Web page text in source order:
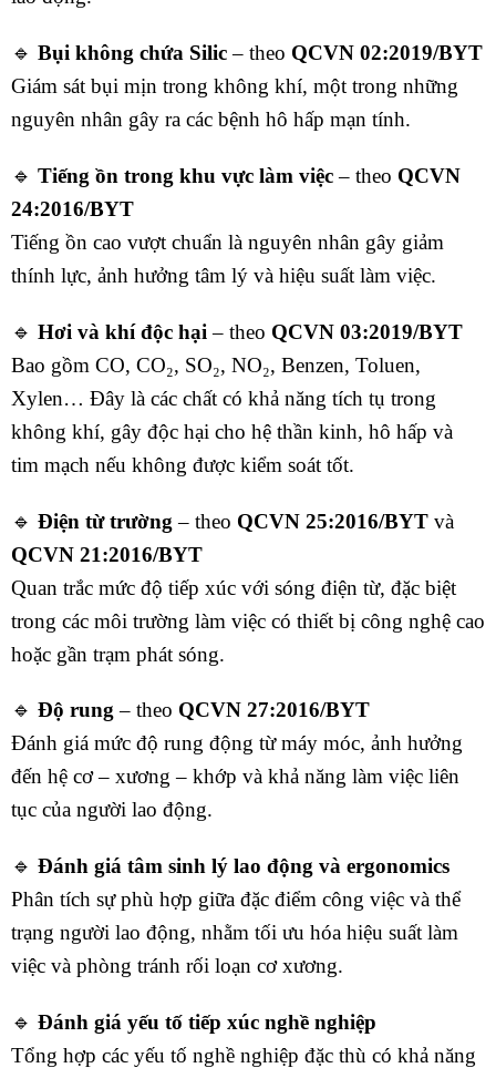
🔹 Bụi không chứa Silic– theo QCVN 02:2019/BYT
Giám sát bụi mịn trong không khí, một trong những
nguyên nhân gây ra các bệnh hô hấp mạn tính.
🔹 Tiếng ồn trong khu vực làm việc– theo QCVN
24:2016/BYT
Tiếng ồn cao vượt chuẩn là nguyên nhân gây giảm
thính lực, ảnh hưởng tâm lý và hiệu suất làm việc.
🔹 Hơi và khí độc hại – theo QCVN 03:2019/BYT
Bao gồm CO, CO₂, SO₂, NO₂, Benzen, Toluen,
Xylen… Đây là các chất có khả năng tích tụ trong
không khí, gây độc hại cho hệ thần kinh, hô hấp và
tim mạch nếu không được kiểm soát tốt.
🔹 Điện từ trường – theo QCVN 25:2016/BYTvà
QCVN 21:2016/BYT
Quan trắc mức độ tiếp xúc với sóng điện từ, đặc biệt
trong các môi trường làm việc có thiết bị công nghệ cao
hoặc gần trạm phát sóng.
🔹 Độ rung– theo QCVN 27:2016/BYT
Đánh giá mức độ rung động từ máy móc, ảnh hưởng
đến hệ cơ – xương – khớp và khả năng làm việc liên
tục của người lao động.
🔹 Đánh giá tâm sinh lý lao động và ergonomics
Phân tích sự phù hợp giữa đặc điểm công việc và thể
trạng người lao động, nhằm tối ưu hóa hiệu suất làm
việc và phòng tránh rối loạn cơ xương.
🔹 Đánh giá yếu tố tiếp xúc nghề nghiệp
Tổng hợp các yếu tố nghề nghiệp đặc thù có khả năng